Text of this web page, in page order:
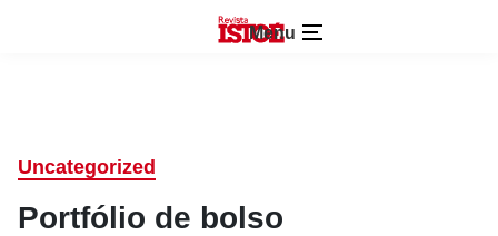
Menu
Uncategorized
Portfólio de bolso